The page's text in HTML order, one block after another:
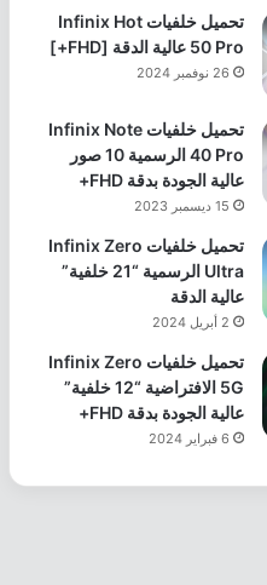
تحميل خلفيات Infinix Hot
50 Pro عالية الدقة [FHD+]
26 نوفمبر 2024
تحميل خلفيات Infinix Note
40 Pro الرسمية 10 صور
عالية الجودة بدقة FHD+
15 ديسمبر 2023
تحميل خلفيات Infinix Zero
Ultra الرسمية “21 خلفية”
عالية الدقة
2 أبريل 2024
تحميل خلفيات Infinix Zero
5G الافتراضية “12 خلفية”
عالية الجودة بدقة FHD+
6 فبراير 2024